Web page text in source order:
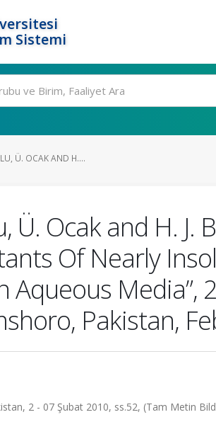
Sistemi
Ü. OCAK AND H....
Ü. Ocak and H.
Of Nearly
Media”,
Pakistan,
2 - 07 Şubat 2010, ss.52, (Tam Metin